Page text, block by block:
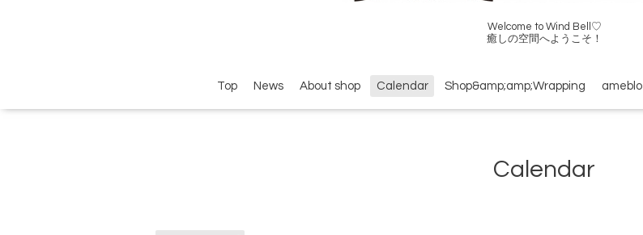
Welcome to Wind Bell♡
癒しの空間へようこそ！
Top News About shop Calendar Shop&amp;amp;Wrapping ameblo
Calendar